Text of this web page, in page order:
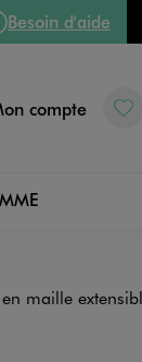
Besoin d'aide
compte
maille